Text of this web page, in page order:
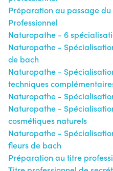
Préparation au passage du
Professionnel
Naturopathe - 6
Naturopathe -
de bach
Naturopathe -
techniques
Naturopathe -
Naturopathe -
cosmétiques naturels
Naturopathe -
fleurs de bach
Préparation au titre